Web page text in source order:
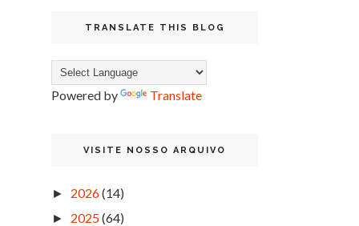
TRANSLATE THIS BLOG
Powered by Translate
VISITE NOSSO ARQUIVO
► 2026(14)
► 2025(64)